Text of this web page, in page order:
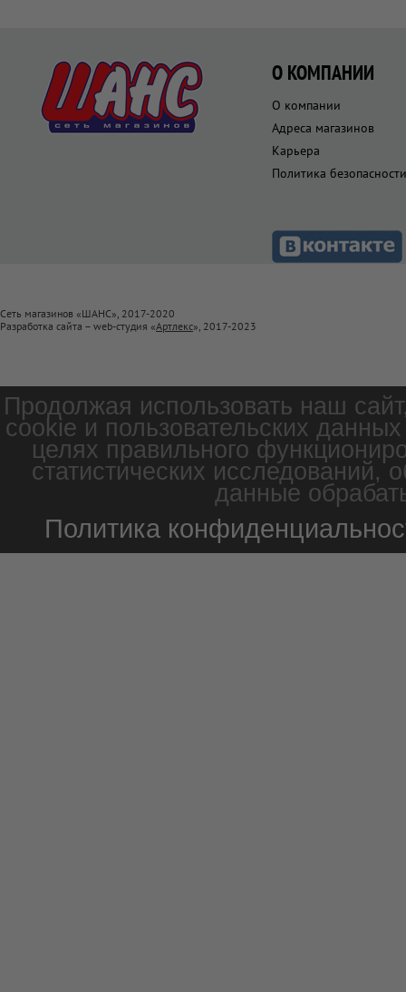
О КОМПАНИИ
О компании
Адреса магазинов
Карьера
Политика безопасности
Сеть магазинов «ШАНС», 2017-2020
Разработка сайта – web-студия «Артлекс», 2017-2023
Продолжая использовать наш
cookie и пользовательских
целях правильного
статистических
данные
Политика